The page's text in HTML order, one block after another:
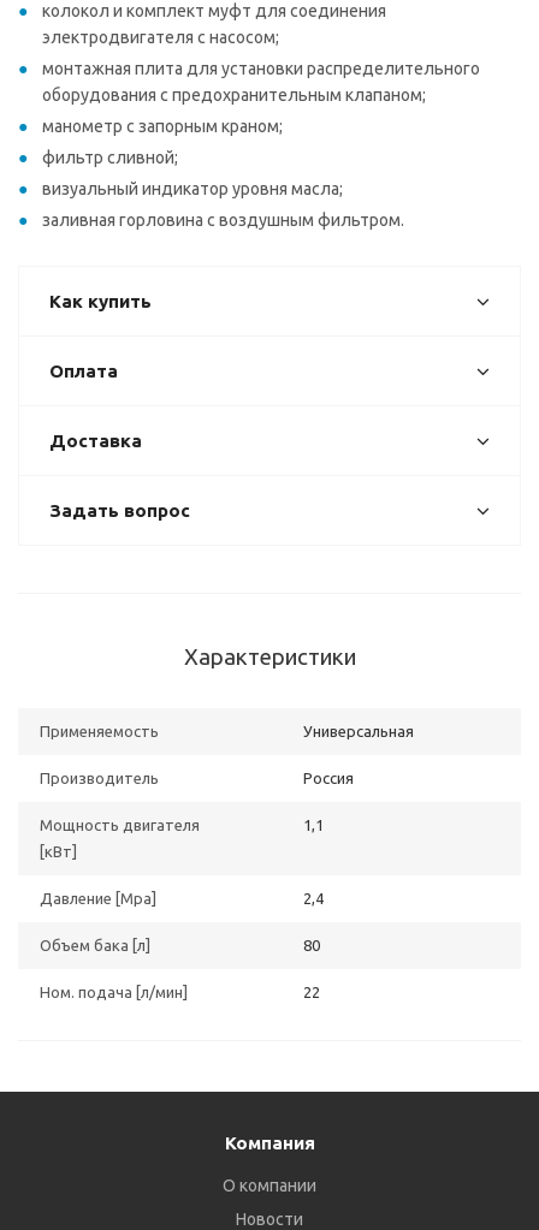
колокол и комплект муфт для соединения
электродвигателя с насосом;
монтажная плита для установки распределительного
оборудования с предохранительным клапаном;
манометр с запорным краном;
фильтр сливной;
визуальный индикатор уровня масла;
заливная горловина с воздушным фильтром.
Как купить
Оплата
Доставка
Задать вопрос
Характеристики
Применяемость Универсальная
Производитель Россия
Мощность двигателя
[кВт]
1,1
Давление [Мpа] 2,4
Объем бака [л] 80
Ном. подача [л/мин] 22
Компания
О компании
Новости